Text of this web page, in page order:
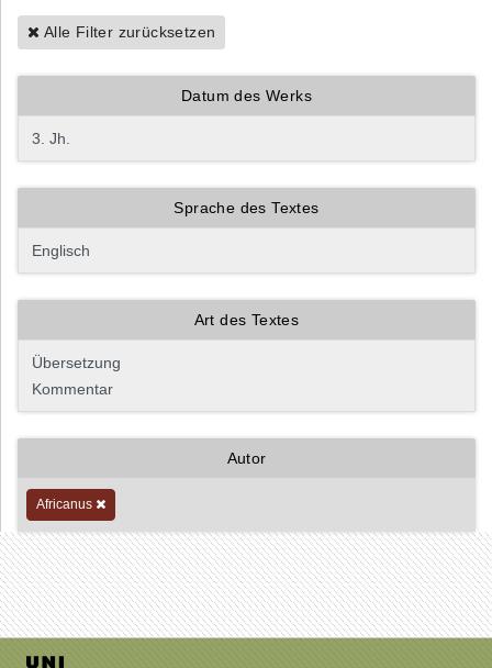
Alle Filter zurücksetzen
Datum des Werks
Sprache des Textes
Art des Textes
Autor
Africanus